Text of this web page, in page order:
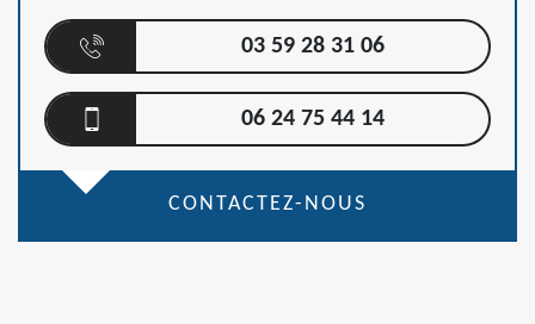
03 59 28 31 06
06 24 75 44 14
CONTACTEZ-NOUS